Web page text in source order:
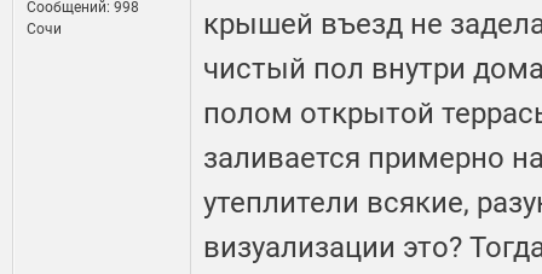
Сообщений: 998
Сочи
крышей въезд не
чистый пол внутри
полом открытой
заливается примерно
утеплители всякие,
визуализации это?